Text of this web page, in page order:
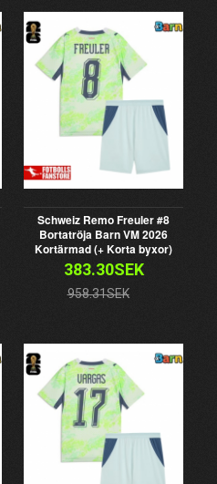
Schweiz Remo Freuler #8
Bortatröja Barn VM 2026
Kortärmad (+ Korta byxor)
383.30SEK
958.31SEK